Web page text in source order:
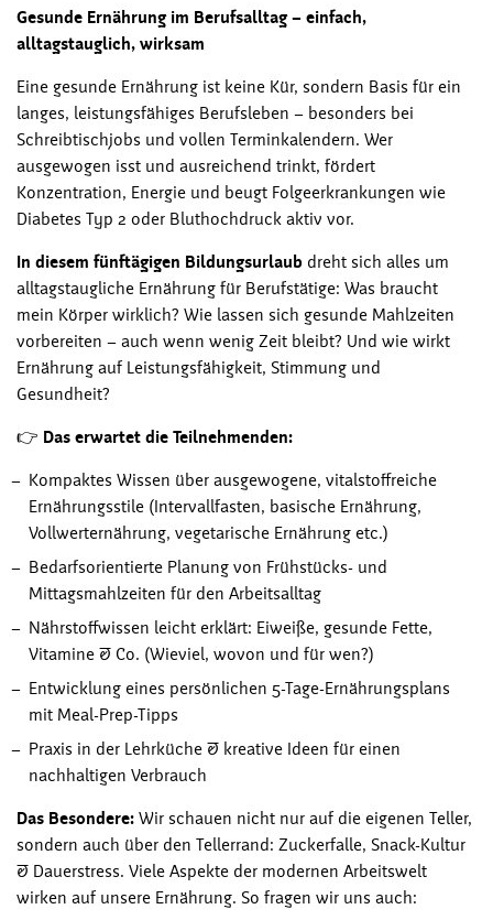
Gesunde Ernährung im Berufsalltag – einfach,
alltagstauglich, wirksam
Eine gesunde Ernährung ist keine Kür, sondern Basis für ein
langes, leistungsfähiges Berufsleben – besonders bei
Schreibtischjobs und vollen Terminkalendern. Wer
ausgewogen isst und ausreichend trinkt, fördert
Konzentration, Energie und beugt Folgeerkrankungen wie
Diabetes Typ 2 oder Bluthochdruck aktiv vor.
In diesem fünftägigen Bildungsurlaub dreht sich alles um
alltagstaugliche Ernährung für Berufstätige: Was braucht
mein Körper wirklich? Wie lassen sich gesunde Mahlzeiten
vorbereiten – auch wenn wenig Zeit bleibt? Und wie wirkt
Ernährung auf Leistungsfähigkeit, Stimmung und
Gesundheit?
👉 Das erwartet die Teilnehmenden:
Kompaktes Wissen über ausgewogene, vitalstoffreiche
Ernährungsstile (Intervallfasten, basische Ernährung,
Vollwerternährung, vegetarische Ernährung etc.)
Bedarfsorientierte Planung von Frühstücks- und
Mittagsmahlzeiten für den Arbeitsalltag
Nährstoffwissen leicht erklärt: Eiweiße, gesunde Fette,
Vitamine & Co. (Wieviel, wovon und für wen?)
Entwicklung eines persönlichen 5-Tage-Ernährungsplans
mit Meal-Prep-Tipps
Praxis in der Lehrküche & kreative Ideen für einen
nachhaltigen Verbrauch
Das Besondere: Wir schauen nicht nur auf die eigenen Teller,
sondern auch über den Tellerrand: Zuckerfalle, Snack-Kultur
& Dauerstress. Viele Aspekte der modernen Arbeitswelt
wirken auf unsere Ernährung. So fragen wir uns auch: